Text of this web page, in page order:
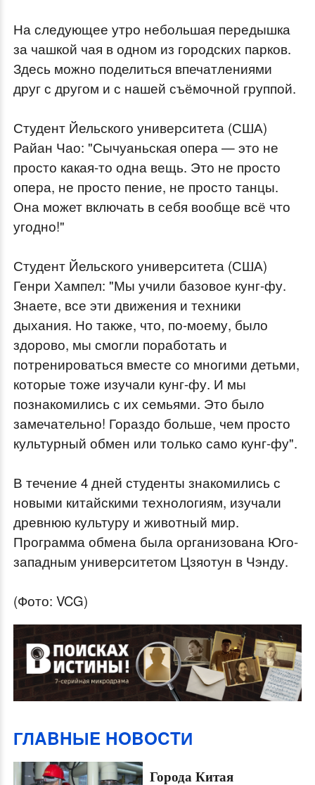
На следующее утро небольшая передышка
за чашкой чая в одном из городских парков.
Здесь можно поделиться впечатлениями
друг с другом и с нашей съёмочной группой.
Студент Йельского университета (США)
Райан Чао: "Сычуаньская опера — это не
просто какая-то одна вещь. Это не просто
опера, не просто пение, не просто танцы.
Она может включать в себя вообще всё что
угодно!"
Студент Йельского университета (США)
Генри Хампел: "Мы учили базовое кунг-фу.
Знаете, все эти движения и техники
дыхания. Но также, что, по-моему, было
здорово, мы смогли поработать и
потренироваться вместе со многими детьми,
которые тоже изучали кунг-фу. И мы
познакомились с их семьями. Это было
замечательно! Гораздо больше, чем просто
культурный обмен или только само кунг-фу".
В течение 4 дней студенты знакомились с
новыми китайскими технологиям, изучали
древнюю культуру и животный мир.
Программа обмена была организована Юго-
западным университетом Цзяотун в Чэнду.
(Фото: VCG)
ГЛABHЫE HOBOCTИ
Города Китая